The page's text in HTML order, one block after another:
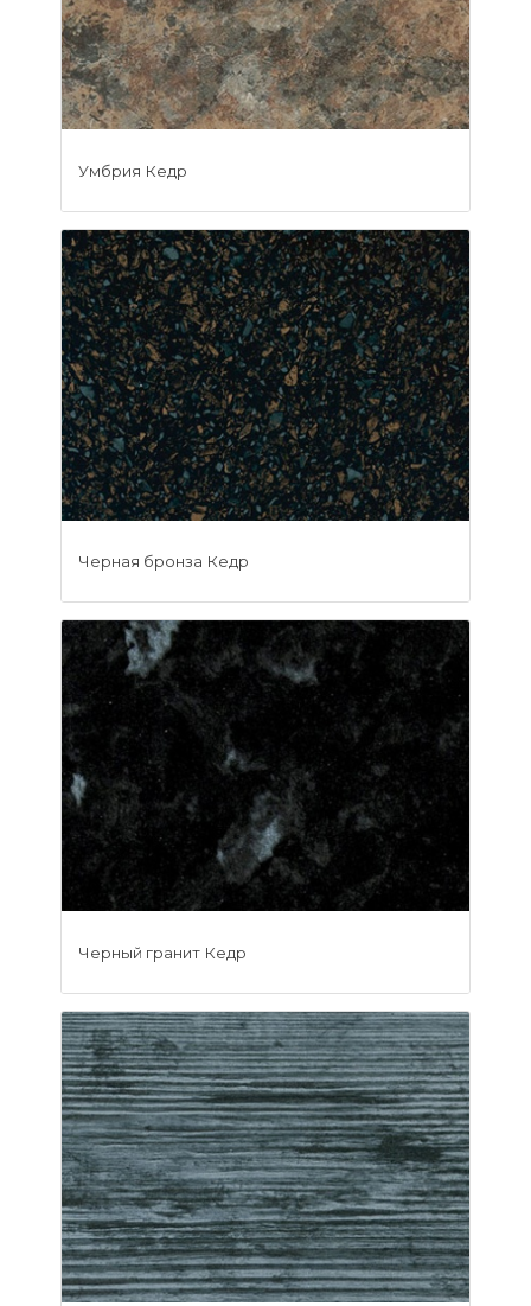
Уфа
Умбрия Кедр
Черная бронза Кедр
Черный гранит Кедр